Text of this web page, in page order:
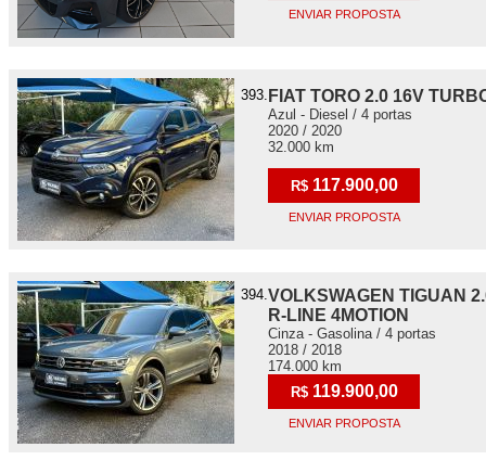
ENVIAR PROPOSTA
393. FIAT TORO 2.0 16V
Azul - Diesel / 4 portas
2020 / 2020
32.000 km
R$ 117.900,00
ENVIAR PROPOSTA
394.VOLKSWAGEN TIGUAN
R-LINE 4MOTION
Cinza - Gasolina / 4 portas
2018 / 2018
174.000 km
R$ 119.900,00
ENVIAR PROPOSTA